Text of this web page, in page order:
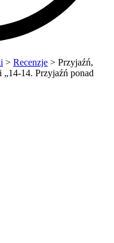
> Recenzje > Przyjaźń,
14. Przyjaźń ponad